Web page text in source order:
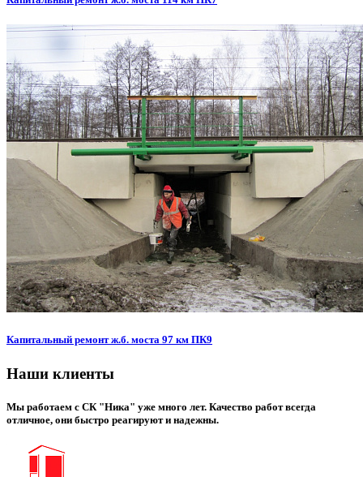
Капитальный ремонт ж.б. моста 97 км ПК9
Наши клиенты
Мы работаем с СК "Ника" уже много лет. Качество работ всегда
отличное, они быстро реагируют и надежны.